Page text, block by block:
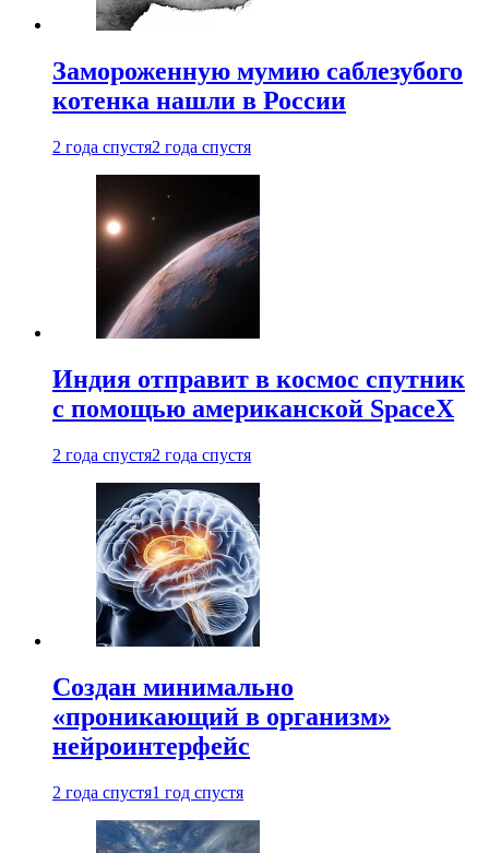
Замороженную мумию саблезубого
котенка нашли в России
2 года спустя2 года спустя
Индия отправит в космос спутник
с помощью американской SpaceX
2 года спустя2 года спустя
Создан минимально
«проникающий в организм»
нейроинтерфейс
2 года спустя1 год спустя